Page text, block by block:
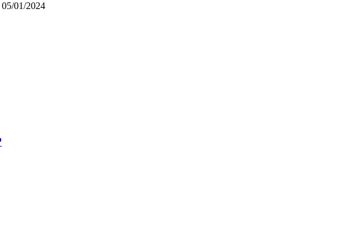
01/2024